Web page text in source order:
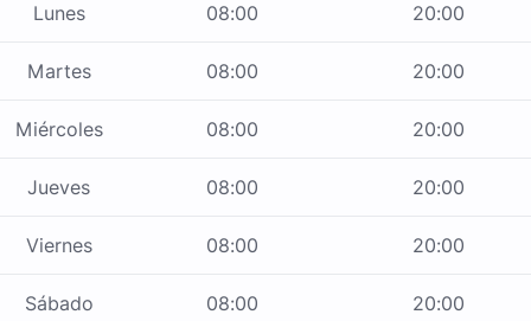
Lunes 08:00 20:00
Martes 08:00 20:00
Miércoles 08:00 20:00
Jueves 08:00 20:00
Viernes 08:00 20:00
Sábado 08:00 20:00